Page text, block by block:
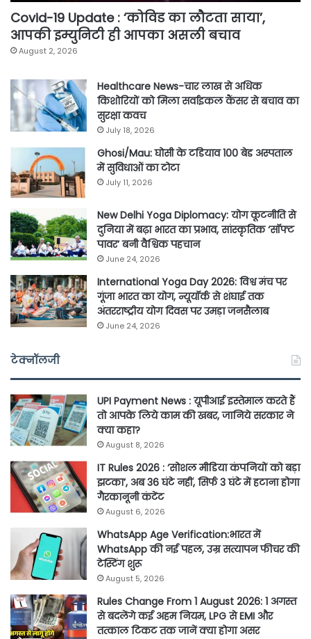
Covid-19 Update : ‘कोविड का लौटता साया’,
आपकी इम्युनिटी ही आपका असली बचाव
August 2, 2026
Healthcare News-चार लाख से अधिक
किशोरियों को मिला सर्वाइकल कैंसर से बचाव का
सुरक्षा कवच
July 18, 2026
Ghosi/Mau: घोसी के टडियाव 100 बेड अस्पताल
में सुविधाओं का टोटा
July 11, 2026
New Delhi Yoga Diplomacy: योग कूटनीति से
दुनिया में बढ़ा भारत का प्रभाव, सांस्कृतिक ‘सॉफ्ट
पावर’ बनी वैश्विक पहचान
June 24, 2026
International Yoga Day 2026: विश्व मंच पर
गूंजा भारत का योग, न्यूयॉर्क से शंघाई तक
अंतरराष्ट्रीय योग दिवस पर उमड़ा जनसैलाब
June 24, 2026
टेक्नॉलजी
UPI Payment News : यूपीआई इस्तेमाल करते हैं
तो आपके लिये काम की खबर, जानिये सरकार ने
क्या कहा?
August 8, 2026
IT Rules 2026 : ‘सोशल मीडिया कंपनियों को बड़ा
झटका’, अब 36 घंटे नहीं, सिर्फ 3 घंटे में हटाना होगा
गैरकानूनी कंटेंट
August 6, 2026
WhatsApp Age Verification:भारत में
WhatsApp की नई पहल, उम्र सत्यापन फीचर की
टेस्टिंग शुरू
August 5, 2026
Rules Change From 1 August 2026: 1 अगस्त
से बदलेंगे कई अहम नियम, LPG से EMI और
तत्काल टिकट तक जानें क्या होगा असर